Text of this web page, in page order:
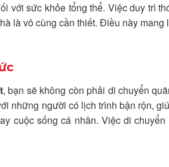
với sức khỏe tổng thể. Việc duy trì
là vô cùng cần thiết. Điều này
, bạn sẽ không còn phải di chuyển
những người có lịch trình bận rộn,
cuộc sống cá nhân. Việc di